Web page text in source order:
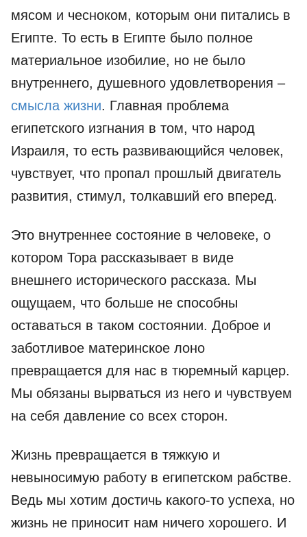
мясом и чесноком, которым они питались в
Египте. То есть в Египте было полное
материальное изобилие, но не было
внутреннего, душевного удовлетворения –
смысла жизни. Главная проблема
египетского изгнания в том, что народ
Израиля, то есть развивающийся человек,
чувствует, что пропал прошлый двигатель
развития, стимул, толкавший его вперед.
Это внутреннее состояние в человеке, о
котором Тора рассказывает в виде
внешнего исторического рассказа. Мы
ощущаем, что больше не способны
оставаться в таком состоянии. Доброе и
заботливое материнское лоно
превращается для нас в тюремный карцер.
Мы обязаны вырваться из него и чувствуем
на себя давление со всех сторон.
Жизнь превращается в тяжкую и
невыносимую работу в египетском рабстве.
Ведь мы хотим достичь какого-то успеха, но
жизнь не приносит нам ничего хорошего. И